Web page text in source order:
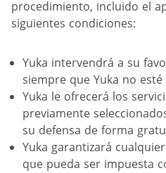
procedimiento, incluido el
siguientes condiciones:
Yuka intervendrá a su
siempre que Yuka no
Yuka le ofrecerá los
previamente
su defensa de forma
Yuka garantizará
que pueda ser impuesta